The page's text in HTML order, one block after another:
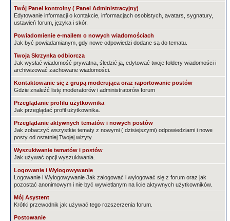
Twój Panel kontrolny ( Panel Administracyjny)
Edytowanie informacji o kontakcie, informacjach osobistych, avatars, sygnatury,
ustawień forum, języka i skór.
Powiadomienie e-mailem o nowych wiadomościach
Jak być powiadamianym, gdy nowe odpowiedzi dodane są do tematu.
Twoja Skrzynka odbiorcza
Jak wysłać wiadomość prywatna, śledzić ją, edytować twoje foldery wiadomości i
archiwizować zachowane wiadomości.
Kontaktowanie się z grupą moderująca oraz raportowanie postów
Gdzie znaleźć listę moderatorów i administratorów forum
Przeglądanie profilu użytkownika
Jak przeglądać profil użytkownika.
Przeglądanie aktywnych tematów i nowych postów
Jak zobaczyć wszystkie tematy z nowymi ( dzisiejszymi) odpowiedziami i nowe
posty od ostatniej Twojej wizyty.
Wyszukiwanie tematów i postów
Jak używać opcji wyszukiwania.
Logowanie i Wylogowywanie
Logowanie i Wylogowywanie Jak zalogować i wylogować się z forum oraz jak
pozostać anonimowym i nie być wywietlanym na licie aktywnych użytkowników.
Mój Asystent
Krótki przewodnik jak używać tego rozszerzenia forum.
Postowanie